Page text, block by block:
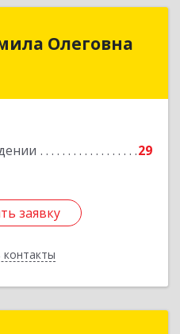
Олеговна
29
заявку
контакты
П.Лумумбы ул, дом №
заявку